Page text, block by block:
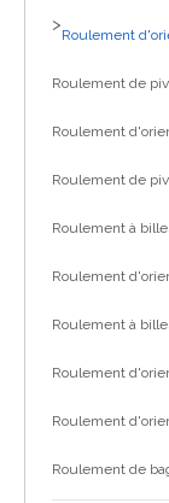
>
Roulement
Roulement de
Roulement
Roulement de
Roulement à
Roulement
Roulement à
Roulement
Roulement
Roulement de